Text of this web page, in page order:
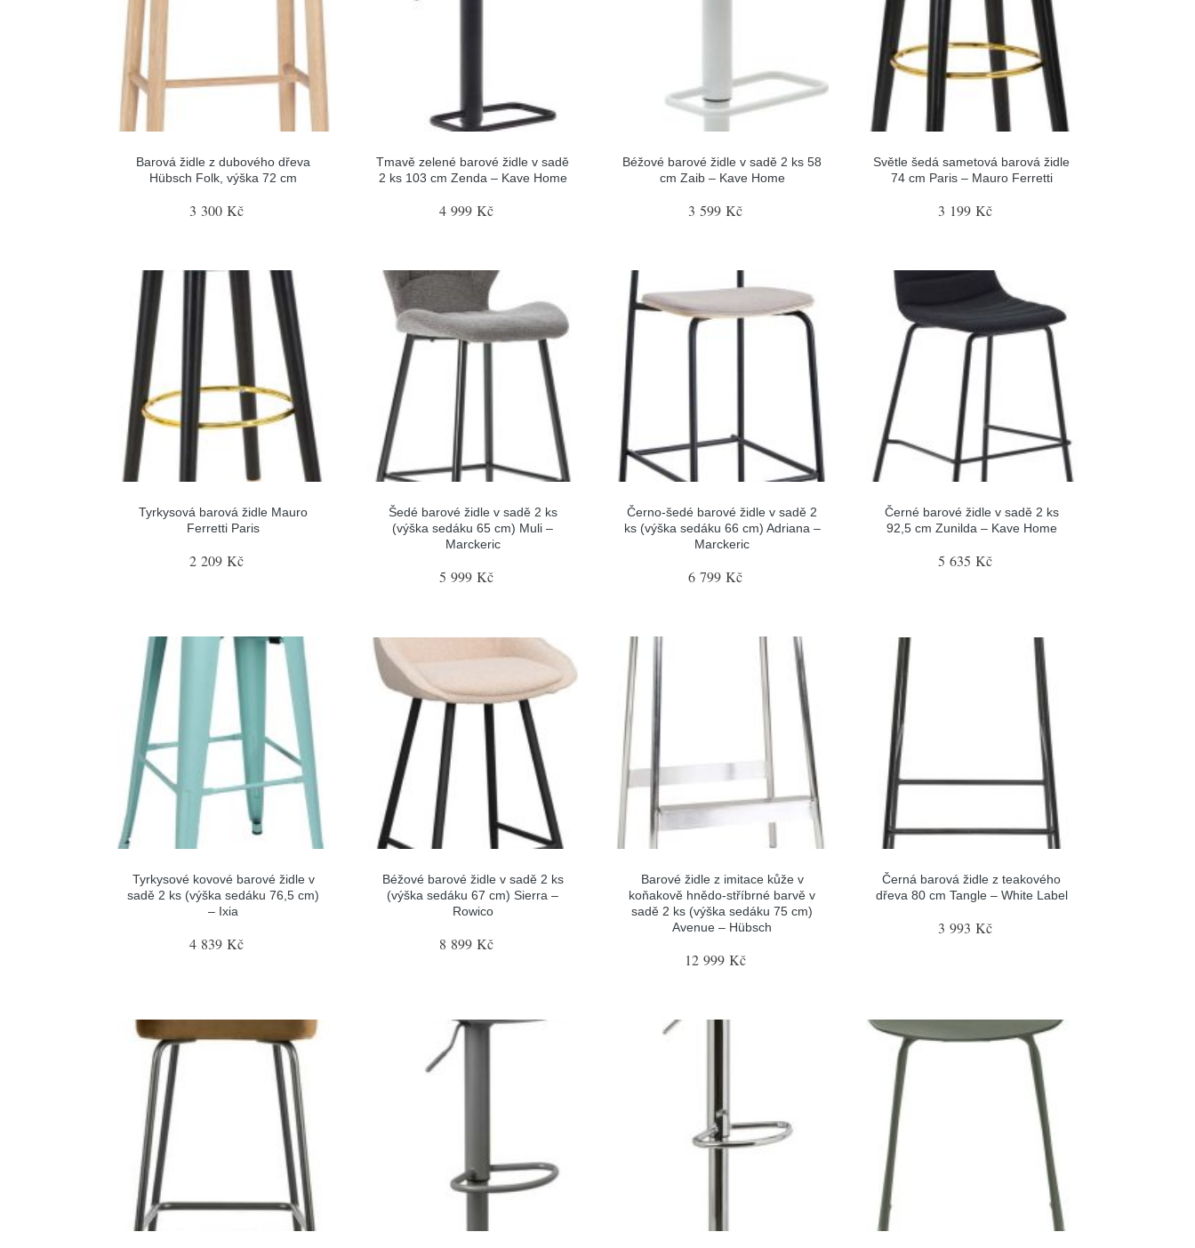
Barová židle z dubového dřeva
Hübsch Folk, výška 72 cm
3 300 Kč
Tmavě zelené barové židle v sadě
2 ks 103 cm Zenda – Kave Home
4 999 Kč
Béžové barové židle v sadě 2 ks 58
cm Zaib – Kave Home
3 599 Kč
Světle šedá sametová barová židle
74 cm Paris – Mauro Ferretti
3 199 Kč
Tyrkysová barová židle Mauro
Ferretti Paris
2 209 Kč
Šedé barové židle v sadě 2 ks
(výška sedáku 65 cm) Muli –
Marckeric
5 999 Kč
Černo-šedé barové židle v sadě 2
ks (výška sedáku 66 cm) Adriana –
Marckeric
6 799 Kč
Černé barové židle v sadě 2 ks
92,5 cm Zunilda – Kave Home
5 635 Kč
Tyrkysové kovové barové židle v
sadě 2 ks (výška sedáku 76,5 cm)
– Ixia
4 839 Kč
Béžové barové židle v sadě 2 ks
(výška sedáku 67 cm) Sierra –
Rowico
8 899 Kč
Barové židle z imitace kůže v
koňakově hnědo-stříbrné barvě v
sadě 2 ks (výška sedáku 75 cm)
Avenue – Hübsch
12 999 Kč
Černá barová židle z teakového
dřeva 80 cm Tangle – White Label
3 993 Kč